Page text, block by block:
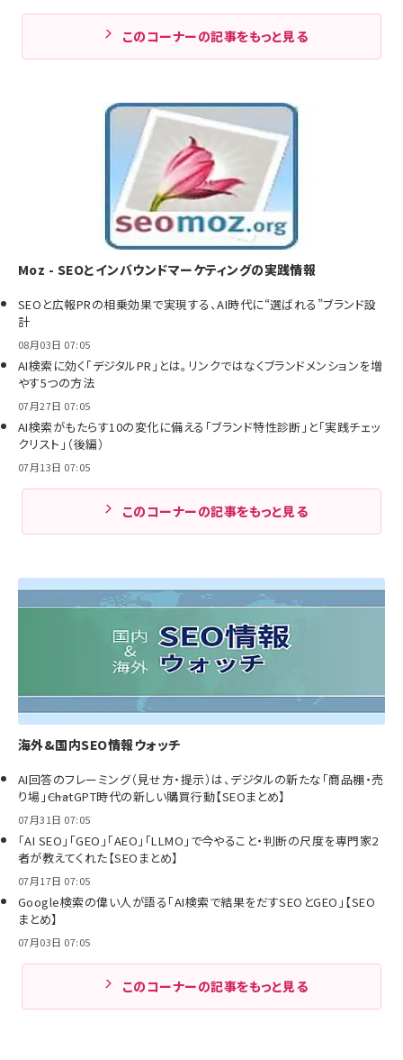
このコーナーの記事をもっと見る
Moz - SEOとインバウンドマーケティングの実践情報
SEOと広報PRの相乗効果で実現する、AI時代に“選ばれる”ブランド設
計
08月03日 07:05
AI検索に効く「デジタルPR」とは。リンクではなくブランドメンションを増
やす5つの方法
07月27日 07:05
AI検索がもたらす10の変化に備える「ブランド特性診断」と「実践チェッ
クリスト」（後編）
07月13日 07:05
このコーナーの記事をもっと見る
海外&国内SEO情報ウォッチ
AI回答のフレーミング（見せ方・提示）は、デジタルの新たな「商品棚・売
り場」――ChatGPT時代の新しい購買行動【SEOまとめ】
07月31日 07:05
「AI SEO」「GEO」「AEO」「LLMO」で今やること・判断の尺度を専門家2
者が教えてくれた【SEOまとめ】
07月17日 07:05
Google検索の偉い人が語る「AI検索で結果をだすSEOとGEO」【SEO
まとめ】
07月03日 07:05
このコーナーの記事をもっと見る